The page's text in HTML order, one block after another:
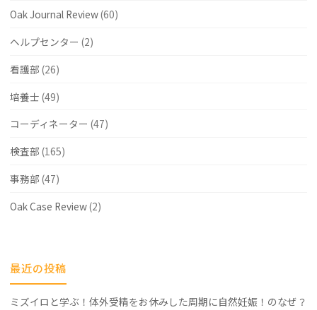
Oak Journal Review(60)
ヘルプセンター (2)
看護部 (26)
培養士 (49)
コーディネーター (47)
検査部 (165)
事務部 (47)
Oak Case Review(2)
最近の投稿
ミズイロと学ぶ！体外受精をお休みした周期に自然妊娠！のなぜ？